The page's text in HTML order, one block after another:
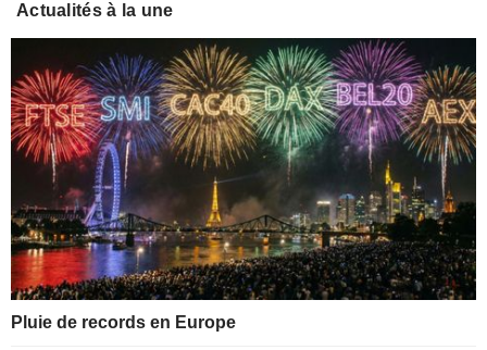
Actualités à la une
Pluie de records en Europe